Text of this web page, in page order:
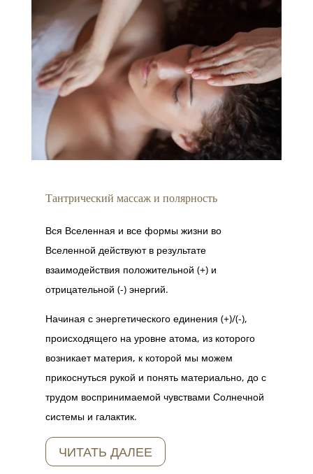
Тантрический массаж и полярность
Вся Вселенная и все формы жизни во
Вселенной действуют в результате
взаимодействия положительной (+) и
отрицательной (-) энергий.
Начиная с энергетического единения (+)/(-),
происходящего на уровне атома, из которого
возникает материя, к которой мы можем
прикоснуться рукой и понять материально, до с
трудом воспринимаемой чувствами Солнечной
системы и галактик.
ЧИТАТЬ ДАЛЕЕ